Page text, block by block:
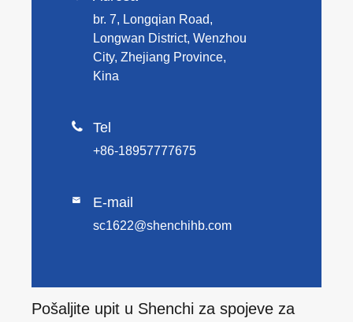
br. 7, Longqian Road,
Longwan District, Wenzhou
City, Zhejiang Province,
Kina
 Tel
+86-18957777675
 E-mail
sc1622@shenchihb.com
Pošaljite upit u Shenchi za spojeve za